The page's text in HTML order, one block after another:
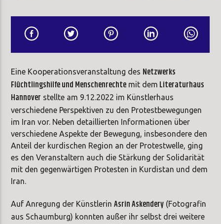
Eine Kooperationsveranstaltung des Netzwerks
Flüchtlingshilfe und Menschenrechte mit dem Literaturhaus
Hannover stellte am 9.12.2022 im Künstlerhaus
verschiedene Perspektiven zu den Protestbewegungen
im Iran vor. Neben detaillierten Informationen über
verschiedene Aspekte der Bewegung, insbesondere den
Anteil der kurdischen Region an der Protestwelle, ging
es den Veranstaltern auch die Stärkung der Solidarität
mit den gegenwärtigen Protesten in Kurdistan und dem
Iran.
Auf Anregung der KünstlerinAsrin Askendery (Fotografin
aus Schaumburg) konnten außer ihr selbst drei weitere